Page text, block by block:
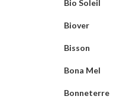
Bio Soleil
Biover
Bisson
Bona Mel
Bonneterre